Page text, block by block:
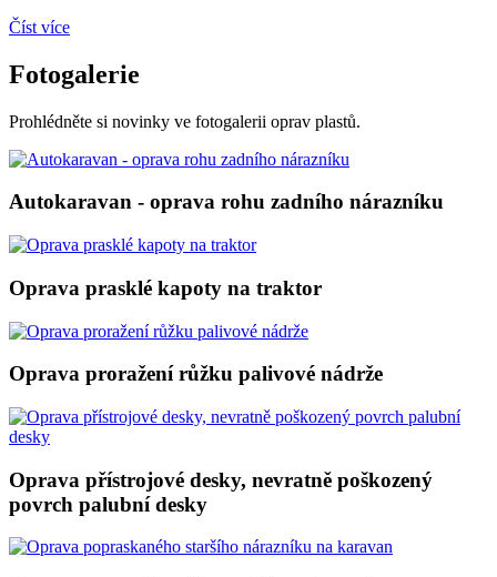
Číst více
Fotogalerie
Prohlédněte si novinky ve fotogalerii oprav plastů.
Autokaravan - oprava rohu zadního nárazníku
Oprava prasklé kapoty na traktor
Oprava proražení růžku palivové nádrže
Oprava přístrojové desky, nevratně poškozený
povrch palubní desky